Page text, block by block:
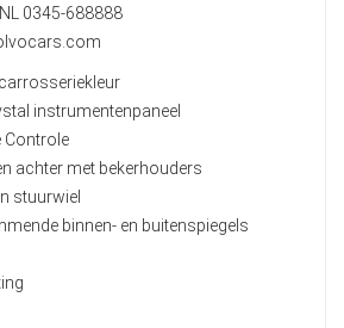
0345-688888
instrumentenpaneel
Controle
achter met bekerhouders
stuurwiel
binnen- en buitenspiegels